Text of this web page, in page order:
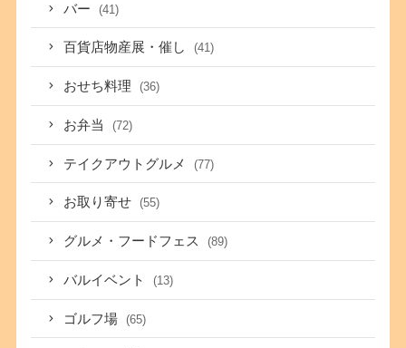
バー (41)
百貨店物産展・催し (41)
おせち料理 (36)
お弁当 (72)
テイクアウトグルメ (77)
お取り寄せ (55)
グルメ・フードフェス (89)
バルイベント (13)
ゴルフ場 (65)